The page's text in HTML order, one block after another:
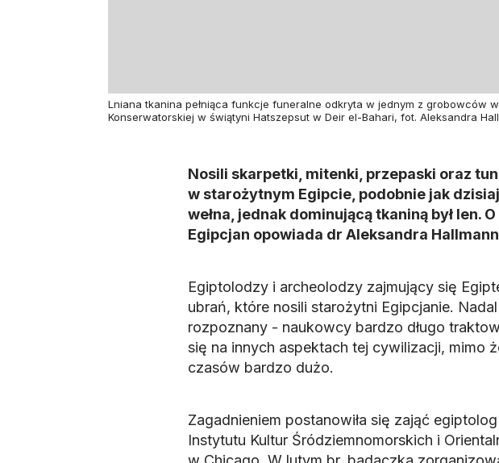
Lniana tkanina pełniąca funkcje funeralne odkryta w jednym z grobowców
Konserwatorskiej w świątyni Hatszepsut w Deir el-Bahari, fot. Aleksandra
Nosili skarpetki, mitenki, przepaski oraz
w starożytnym Egipcie, podobnie jak
wełna, jednak dominującą tkaniną był len.
Egipcjan opowiada dr Aleksandra
Egiptolodzy i archeolodzy zajmujący się
ubrań, które nosili starożytni Egipcjanie.
rozpoznany - naukowcy bardzo długo
się na innych aspektach tej cywilizacji, mimo
czasów bardzo dużo.
Zagadnieniem postanowiła się zająć
Instytutu Kultur Śródziemnomorskich i